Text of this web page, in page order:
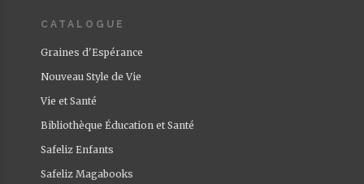
CATALOGUE
Graines d'Espérance
Nouveau Style de Vie
Vie et Santé
Bibliothèque Éducation et Santé
Safeliz Enfants
Safeliz Magabooks